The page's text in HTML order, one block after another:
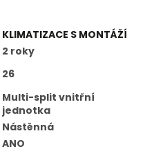
KLIMATIZACE S MONTÁŽÍ
2 roky
26
Multi-split vnitřní
jednotka
Nástěnná
ANO